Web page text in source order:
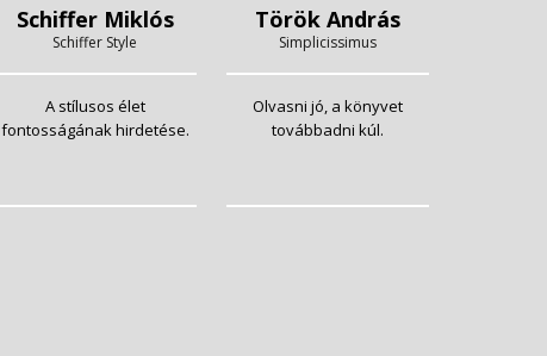
Schiffer Miklós
Schiffer Style
A stílusos élet
fontosságának hirdetése.
Török András
Simplicissimus
Olvasni jó, a könyvet
továbbadni kúl.